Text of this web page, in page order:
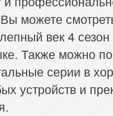
можете
век 4
Также можно
серии в
устройств и